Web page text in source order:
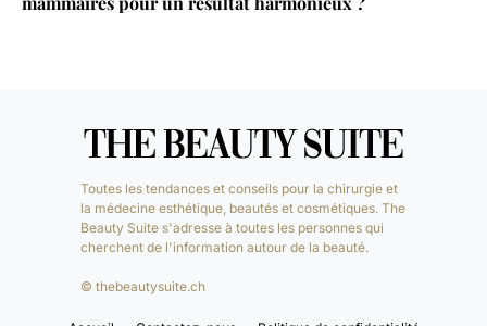
Toutes les tendances et conseils pour la chirurgie et
la médecine esthétique, beautés et cosmétiques. The
Beauty Suite s'adresse à toutes les personnes qui
cherchent de l'information autour de la beauté.
© thebeautysuite.ch